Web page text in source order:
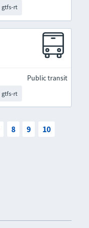
gtfs-rt
gtfs-rt
Public transit
8 9 10